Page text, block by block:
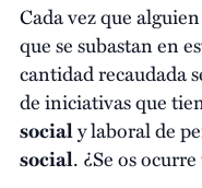
Cada vez que
que se subastan en
cantidad recaudada
de iniciativas que
socialy laboral de
social. ¿Se os